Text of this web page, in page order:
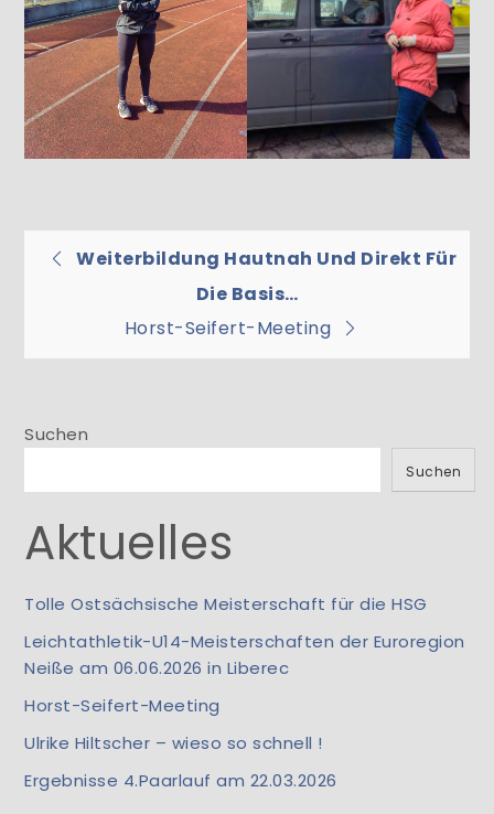
Beitragsnavigation
Weiterbildung Hautnah Und Direkt Für
Die Basis…
Horst-Seifert-Meeting
Suchen
Suchen
Aktuelles
Tolle Ostsächsische Meisterschaft für die HSG
Leichtathletik-U14-Meisterschaften der Euroregion
Neiße am 06.06.2026 in Liberec
Horst-Seifert-Meeting
Ulrike Hiltscher – wieso so schnell !
Ergebnisse 4.Paarlauf am 22.03.2026